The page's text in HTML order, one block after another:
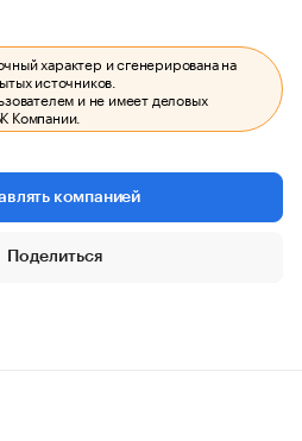
характер и сгенерирована на
источников.
и не имеет деловых
Компании.
компанией
Поделиться